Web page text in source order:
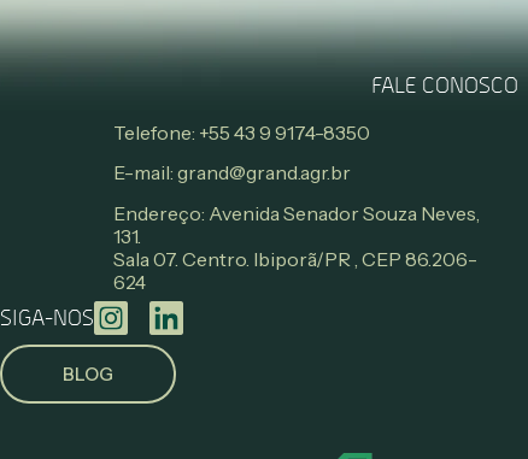
FALE CONOSCO
Telefone: +55 43 9 9174-8350
E-mail: grand@grand.agr.br
Endereço: Avenida Senador Souza Neves,
131.
Sala 07. Centro. Ibiporã/PR , CEP 86.206-
624
SIGA-NOS
BLOG